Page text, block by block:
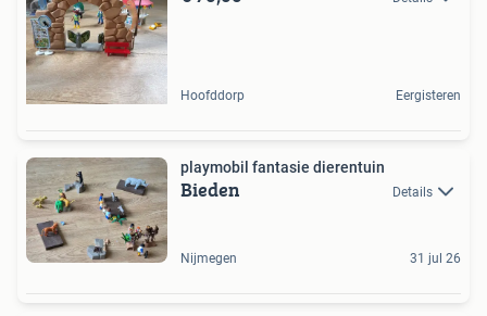
Hoofddorp Eergisteren
playmobil fantasie dierentuin
Bieden Details
Nijmegen 31 jul 26